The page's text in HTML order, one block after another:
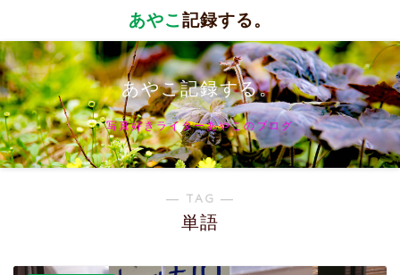
あやこ記録する。
あやこ記録する。
写真好きライターあやこのブログ
― TAG ―
単語